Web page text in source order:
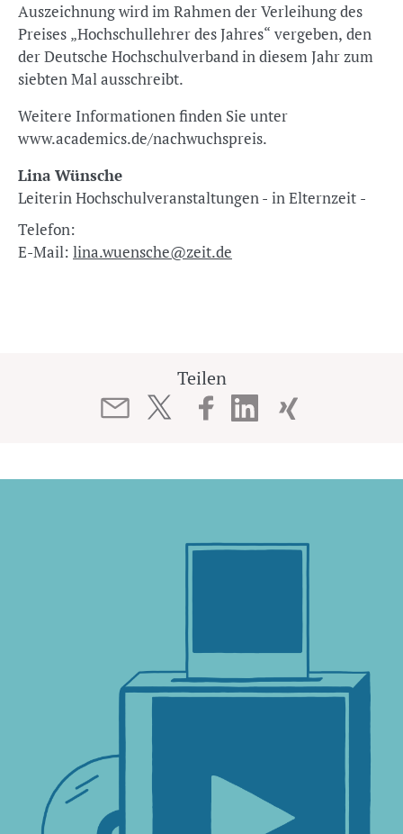
Auszeichnung wird im Rahmen der Verleihung des
Preises „Hochschullehrer des Jahres“ vergeben, den
der Deutsche Hochschulverband in diesem Jahr zum
siebten Mal ausschreibt.
Weitere Informationen finden Sie unter
www.academics.de/nachwuchspreis.
Lina Wünsche
Leiterin Hochschulveranstaltungen - in Elternzeit -
Telefon:
E-Mail: lina.wuensche@zeit.de
Teilen